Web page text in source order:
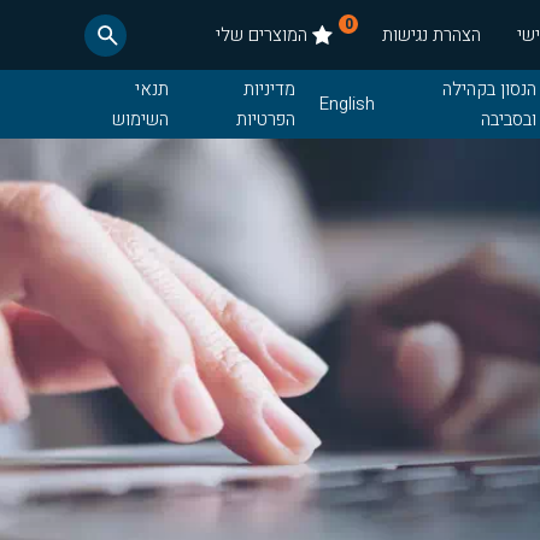
הצהרת נגישות 0 המוצרים שלי
הנסון בקהילה
ובסביבה
English
מדיניות
הפרטיות
תנאי
השימוש